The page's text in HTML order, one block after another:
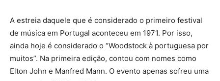
A estreia daquele que é considerado o primeiro festival
de música em Portugal aconteceu em 1971. Por isso,
ainda hoje é considerado o “Woodstock à portuguesa por
muitos”. Na primeira edição, contou com nomes como
Elton John e Manfred Mann. O evento apenas sofreu uma